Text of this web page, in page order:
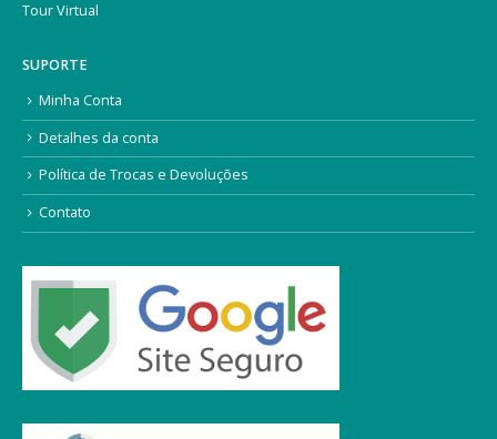
Tour Virtual
SUPORTE
Minha Conta
Detalhes da conta
Política de Trocas e Devoluções
Contato